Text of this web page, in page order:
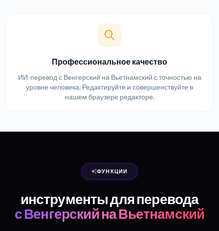
Профессиональное качество
ИИ-перевод с Венгерский на Вьетнамский с точностью на
уровне человека. Редактируйте и совершенствуйте в
нашем браузере редакторе.
ФУНКЦИИ
инструменты для перевода
с Венгерский на Вьетнамский